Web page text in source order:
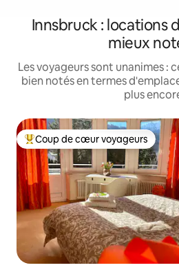
Innsbruck : locations
mieux
Les voyageurs sont unanimes :
bien notés en termes
plus
Coups de cœur voyageurs les
Coup de cœur voyageurs